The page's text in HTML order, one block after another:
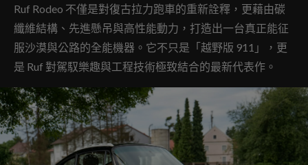
Ruf Rodeo 不僅是對復古拉力跑車的重新詮釋，更藉由碳
纖維結構、先進懸吊與高性能動力，打造出一台真正能征
服沙漠與公路的全能機器。它不只是「越野版 911」，更
是 Ruf 對駕馭樂趣與工程技術極致結合的最新代表作。